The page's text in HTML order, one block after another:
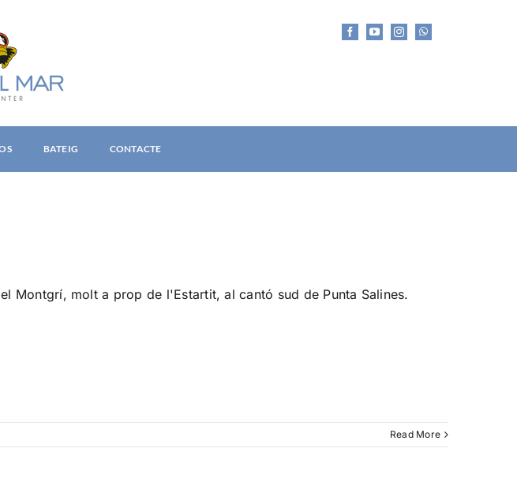
BATEIG CONTACTE
Montgrí, molt a prop de l'Estartit, al cantó sud de Punta Salines.
Read More